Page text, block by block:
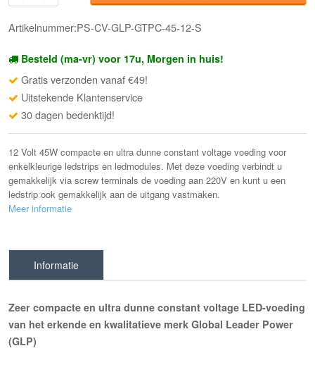
Artikelnummer:PS-CV-GLP-GTPC-45-12-S
Besteld (ma-vr) voor 17u, Morgen in huis!
Gratis verzonden vanaf €49!
Uitstekende Klantenservice
30 dagen bedenktijd!
12 Volt 45W compacte en ultra dunne constant voltage voeding voor
enkelkleurige ledstrips en ledmodules. Met deze voeding verbindt u
gemakkelijk via screw terminals de voeding aan 220V en kunt u een
ledstrip ook gemakkelijk aan de uitgang vastmaken.
Meer informatie
Informatie
Zeer compacte en ultra dunne constant voltage LED-voeding
van het erkende en kwalitatieve merk Global Leader Power
(GLP)